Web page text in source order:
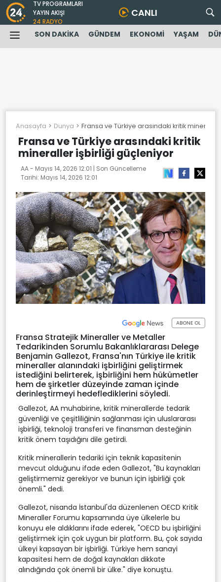
TV PROGRAMLARI
YAYIN AKIŞI
24 RADYO
CANLI
SON DAKİKA GÜNDEM EKONOMİ YAŞAM
Anasayfa Dunya Fransa ve Türkiye arasındaki kritik
Fransa ve Türkiye arasındaki kritik
mineraller işbirliği güçleniyor
AA - Mayıs 14, 2026 12:01 | Son Güncelleme
Tarihi: Mayıs 14, 2026 12:01
ABONE OL
Fransa Stratejik Mineraller ve Metaller
Tedarikinden Sorumlu Bakanlıklararası Delege
Benjamin Gallezot, Fransa'nın Türkiye ile kritik
mineraller alanındaki işbirliğini geliştirmek
istediğini belirterek, işbirliğini hem hükümetler
hem de şirketler düzeyinde zaman içinde
derinleştirmeyi hedeflediklerini söyledi.
Gallezot, AA muhabirine, kritik minerallerde tedarik
güvenliği ve çeşitliliğinin sağlanması için uluslararası
işbirliği, teknoloji transferi ve finansman desteğinin
kritik önem taşıdığını dile getirdi.
Kritik minerallerin tedariki için teknik kapasitenin
mevcut olduğunu ifade eden Gallezot, "Bu kaynakları
geliştirmemiz gerekiyor ve bunun için işbirliği çok
önemli." dedi.
Gallezot, nisanda İstanbul'da düzenlenen OECD Kritik
Mineraller Forumu kapsamında üye ülkelerle bu
konuyu ele aldıklarını ifade ederek, "OECD bu işbirliğini
geliştirmek için çok uygun bir platform. Bu, çok sayıda
ülkeyi kapsayan bir işbirliği. Türkiye hem sanayi
kapasitesi hem de doğal kaynakları dikkate
alındığında çok önemli bir ülke." diye konuştu.